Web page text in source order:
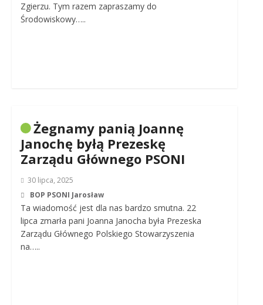
Zgierzu. Tym razem zapraszamy do
Środowiskowy…..
Żegnamy panią Joannę
Janochę byłą Prezeskę
Zarządu Głównego PSONI
30 lipca, 2025
BOP PSONI Jarosław
Ta wiadomość jest dla nas bardzo smutna. 22
lipca zmarła pani Joanna Janocha była Prezeska
Zarządu Głównego Polskiego Stowarzyszenia
na…..